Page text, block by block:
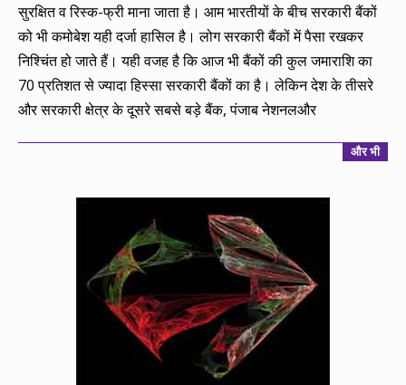
सुरक्षित व रिस्क-फ्री माना जाता है। आम भारतीयों के बीच सरकारी बैंकों
को भी कमोबेश यही दर्जा हासिल है। लोग सरकारी बैंकों में पैसा रखकर
निश्चिंत हो जाते हैं। यही वजह है कि आज भी बैंकों की कुल जमाराशि का
70 प्रतिशत से ज्यादा हिस्सा सरकारी बैंकों का है। लेकिन देश के तीसरे
और सरकारी क्षेत्र के दूसरे सबसे बड़े बैंक, पंजाब नेशनलऔर
और भी